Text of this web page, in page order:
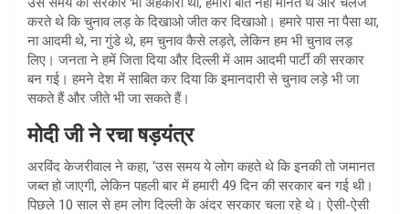
करते थे कि चुनाव लड़ के दिखाओ जीत कर दिखाओ। हमारे पास ना पैसा था,
ना आदमी थे, ना गुंडे थे, हम चुनाव कैसे लड़ते, लेकिन हम भी चुनाव लड़
लिए। जनता ने हमें जिता दिया और दिल्ली में आम आदमी पार्टी की सरकार
बन गई। हमने देश में साबित कर दिया कि इमानदारी से चुनाव लड़े भी जा
सकते हैं और जीते भी जा सकते हैं।
मोदी जी ने रचा षड़यंत्र
अरविंद केजरीवाल ने कहा, ‘उस समय ये लोग कहते थे कि इनकी तो जमानत
जब्त हो जाएगी, लेकिन पहली बार में हमारी 49 दिन की सरकार बन गई थी।
पिछले 10 साल से हम लोग दिल्ली के अंदर सरकार चला रहे थे। ऐसी-ऐसी